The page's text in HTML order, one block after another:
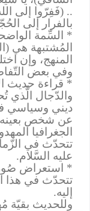
.. (فَفِرّوا إلى
بالفرار إلى
* السِّمة
المُشتبهة هي
المنهج، وإن
وفي بعض
* قراءة حديث
والدّجال الَّذي
ديني وسياسي
عن شخص بعينه،
الجغرافيا
تتحدّث في
عليه السَّلام.
* استعراض
تتحدّث في هذا
إليه.
وللحديث بقيّة